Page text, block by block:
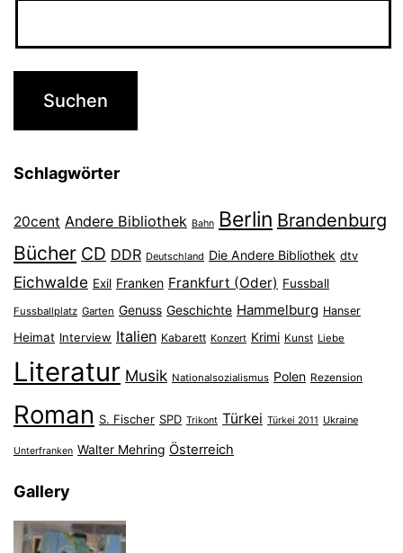
Schlagwörter
20cent Andere Bibliothek Bahn Berlin Brandenburg
Bücher CD DDR Deutschland Die Andere Bibliothek dtv
Eichwalde Exil Franken Frankfurt (Oder) Fussball
Fussballplatz Garten Genuss Geschichte Hammelburg Hanser
Heimat Interview Italien Kabarett Konzert Krimi Kunst Liebe
Literatur Musik Nationalsozialismus Polen Rezension
Roman S. Fischer SPD Trikont Türkei Türkei 2011 Ukraine
Unterfranken Walter Mehring Österreich
Gallery